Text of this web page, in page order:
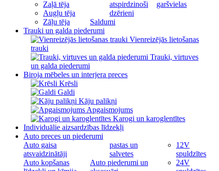
Zaļā tēja
Augļu tēja
Zāļu tēja
atspirdzinoši
dzērieni
Saldumi
garšvielas
Trauki un galda piederumi
Vienreizējās lietošanas
trauki
Trauki, virtuves
un galda piederumi
Biroja mēbeles un interjera preces
Krēsli
Galdi
Kāju palikņi
Apgaismojums
Karogi un karoglentītes
Individuālie aizsardzības līdzekļi
Auto preces un piederumi
Auto gaisa
atsvaidzinātāji
Auto kopšanas
pastas un
salvetes
Auto piederumi un
12V
spuldzītes
24V